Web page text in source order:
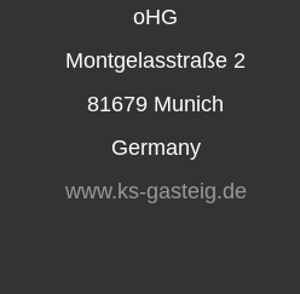
oHG
Montgelasstraße 2
81679 Munich
Germany
www.ks-gasteig.de